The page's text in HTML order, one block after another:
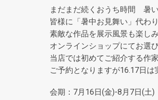
まだまだ続くおうち時間 暑
皆様に「暑中お見舞い」代わ
素敵な作品を展示風景も楽し
オンラインショップにてお選
当店では初めてご紹介する作
ご予約となりますが16.17日は
会期：7月16日(金)-8月7日(土)